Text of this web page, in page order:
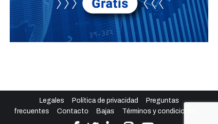
Legales Política de privacidad
Preguntas
frecuentes
Contacto Bajas Términos y condiciones